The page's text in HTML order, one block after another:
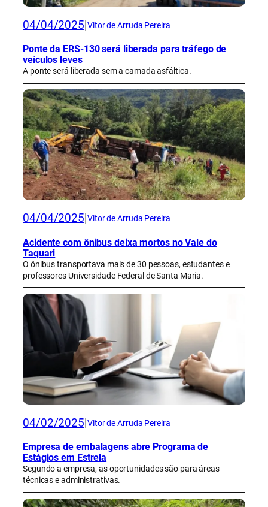
04/04/2025 Vitor de Arruda Pereira
Ponte da ERS-130 será liberada para tráfego de
veículos leves
A ponte será liberada sem a camada asfáltica.
04/04/2025 Vitor de Arruda Pereira
Acidente com ônibus deixa mortos no Vale do
Taquari
O ônibus transportava mais de 30 pessoas, estudantes e
professores Universidade Federal de Santa Maria.
04/02/2025 Vitor de Arruda Pereira
Empresa de embalagens abre Programa de
Estágios em Estrela
Segundo a empresa, as oportunidades são para áreas
técnicas e administrativas.